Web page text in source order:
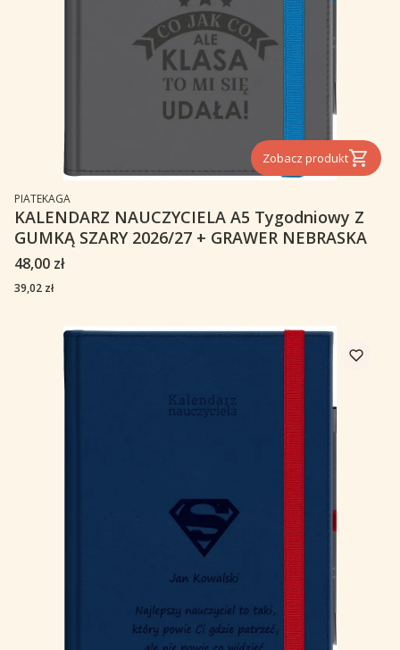
Zobacz produkt
PRODUCENT
PIATEKAGA
KALENDARZ NAUCZYCIELA A5 Tygodniowy Z
GUMKĄ SZARY 2026/27 + GRAWER NEBRASKA
Cena
48,00 zł
Cena
39,02 zł